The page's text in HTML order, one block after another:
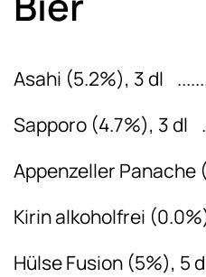
Asahi (5.2%), 3 dl
Sapporo (4.7%), 3 dl
Appenzeller Panache
Kirin alkoholfrei
Hülse Fusion (5%), 5